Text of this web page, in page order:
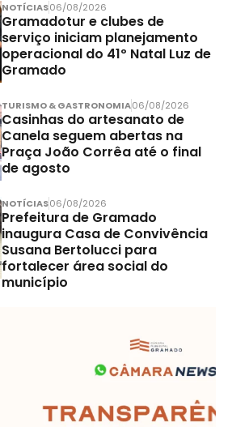
NOTÍCIAS06/08/2026
Gramadotur e clubes de
serviço iniciam planejamento
operacional do 41º Natal Luz de
Gramado
TURISMO & GASTRONOMIA06/08/2026
Casinhas do artesanato de
Canela seguem abertas na
Praça João Corrêa até o final
de agosto
NOTÍCIAS06/08/2026
Prefeitura de Gramado
inaugura Casa de Convivência
Susana Bertolucci para
fortalecer área social do
município